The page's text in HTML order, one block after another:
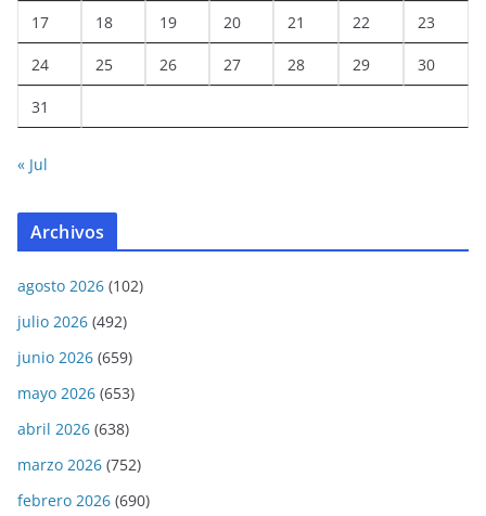
17 18 19 20 21 22 23
24 25 26 27 28 29 30
31
« Jul
Archivos
agosto 2026 (102)
julio 2026 (492)
junio 2026 (659)
mayo 2026 (653)
abril 2026 (638)
marzo 2026 (752)
febrero 2026 (690)